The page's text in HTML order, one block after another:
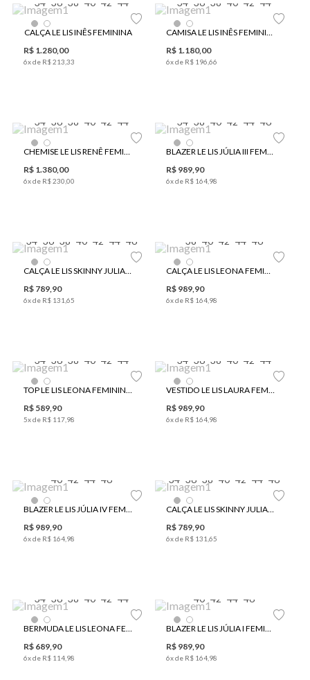
34 36 38 40 42 44
CALÇA LE LIS INÊS FEMININA
R$ 1.280,00
6x de R$213 33
34 36 38 40 42 44
CAMISA LE LIS INÊS FEMININA
R$ 1.180,00
6x de R$ 196 66
34 36 38 40 42 44
CHEMISE LE LIS RENÊ FEMININO
R$ 1.380,00
6x de R$230 00
34 38 40 42 44 46
BLAZER LE LIS JÚLIA III FEMININO
R$ 989,90
6x de R$ 164 98
34 36 38 40 42 44 46
CALÇA LE LIS SKINNY JULIA IV FEMININA
R$ 789,90
6x de R$ 131 65
38 40 42 44 46
CALÇA LE LIS LEONA FEMININA
R$ 989,90
6x de R$ 164 98
34 36 38 40 42 44
TOP LE LIS LEONA FEMININO
R$ 589,90
5x de R$ 117 98
34 36 38 40 42 44
VESTIDO LE LIS LAURA FEMININO
R$ 989,90
6x de R$ 164 98
40 42 44 46
BLAZER LE LIS JÚLIA IV FEMININO
R$ 989,90
6x de R$ 164 98
34 36 38 40 42 44 46
CALÇA LE LIS SKINNY JULIA III FEMININA
R$ 789,90
6x de R$ 131 65
34 36 38 40 42 44
BERMUDA LE LIS LEONA FEMININA
R$ 689,90
6x de R$ 114 98
40 42 44 46
BLAZER LE LIS JÚLIA I FEMININO
R$ 989,90
6x de R$ 164 98